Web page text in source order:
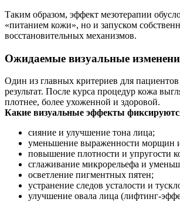
Таким образом, эффект мезотерапии
«питанием кожи», но и запуском
восстановительных механизмов.
Ожидаемые визуальные
Один из главных критериев для
результат. После курса процедур кожа
плотнее, более ухоженной и здоровой.
Какие визуальные эффекты
сияние и улучшение тона лица;
уменьшение выраженности морщин
повышение плотности и упругости
сглаживание микрорельефа и
осветление пигментных пятен;
устранение следов усталости и
улучшение овала лица (лифтинг-